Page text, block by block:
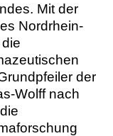
Mit der
Nordrhein-
der
Wolff nach